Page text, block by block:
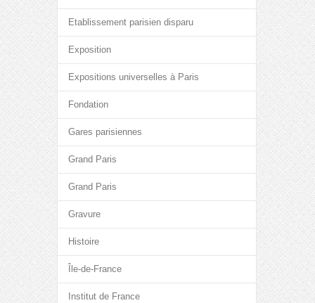
Etablissement parisien disparu
Exposition
Expositions universelles à Paris
Fondation
Gares parisiennes
Grand Paris
Grand Paris
Gravure
Histoire
Île-de-France
Institut de France